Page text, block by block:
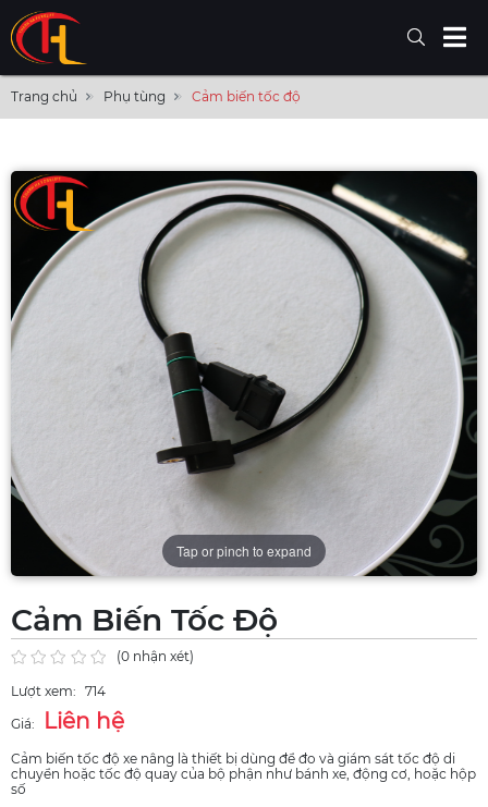
Trang chủ Phụ tùng Cảm biến tốc độ
Tap or pinch to expand
Cảm Biến Tốc Độ
(0 nhận xét)
Lượt xem: 714
Giá:
Liên hệ
Cảm biến tốc độ xe nâng là thiết bị dùng để đo và giám sát tốc độ di
chuyển hoặc tốc độ quay của bộ phận như bánh xe, động cơ, hoặc hộp
số